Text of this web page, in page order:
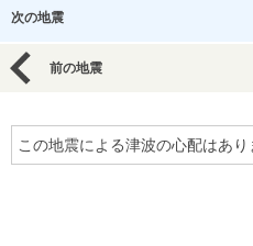
次の地震
前の地震
この地震による津波の心配はあり